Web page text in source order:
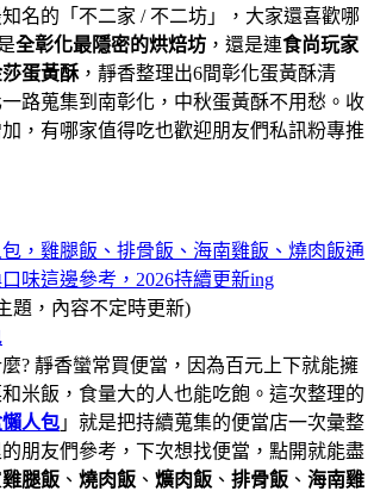
名的「不二家 / 不二坊」，大家還喜歡哪
全彰化最隱密的烘焙坊 ，還是連食尚玩家
蛋黃酥，靜香整理出6間彰化蛋黃酥清
路蒐集到南彰化，中秋蛋黃酥不用愁。收
，有哪家值得吃也歡迎朋友們私訊粉專推
，雞腿飯、排骨飯、海南雞飯、燒肉飯通
味這邊參考，2026持續更新ing
題，內容不定時更新)
? 靜香蠻常買便當，因為百元上下就能擁
米飯，食量大的人也能吃飽。這次整理的
人包 」就是把持續蒐集的便當店一次彙整
朋友們參考，下次想找便當，點開就能盡
雞腿飯 、 燒肉飯 、 爌肉飯 、 排骨飯 、 海南雞